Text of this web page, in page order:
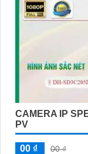
CAMERA IP
PV
00 ₫
00 ₫